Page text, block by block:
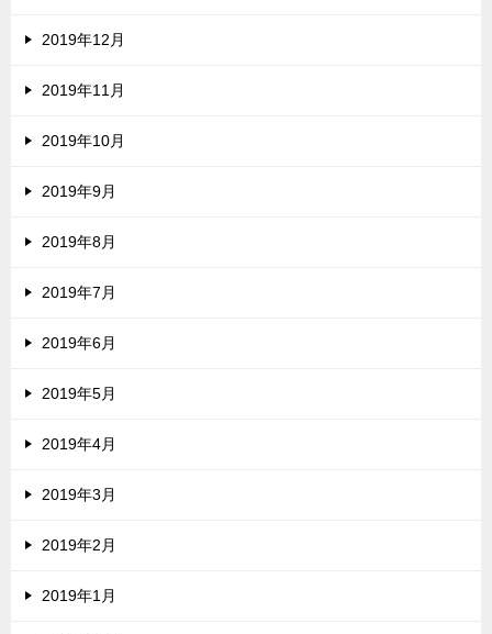
2019年12月
2019年11月
2019年10月
2019年9月
2019年8月
2019年7月
2019年6月
2019年5月
2019年4月
2019年3月
2019年2月
2019年1月